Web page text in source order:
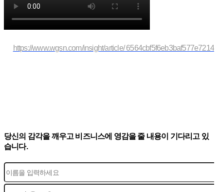
https://www.wgsn.com/insight/article/ 6564cbf5f6eb3baf577e7214
당신의 감각을 깨우고 비즈니스에 영감을 줄 내용이 기다리고 있
습니다.